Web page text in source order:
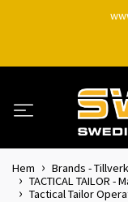
Hem
Brands -
TACTICAL TAILOR -
Tactical Tailor